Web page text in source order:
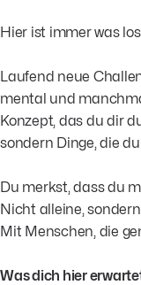
Hier ist immer was
Laufend neue
mental und
Konzept, das du dir
sondern Dinge, die
Du merkst, dass du
Nicht alleine,
Mit Menschen, die
Was dich hier